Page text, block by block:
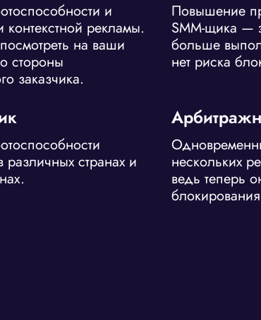
и
контекстной рекламы.
на ваши
стороны
заказчика.
Повышение
SMM-щика —
больше
нет риска
странах и
нескольких
ведь теперь